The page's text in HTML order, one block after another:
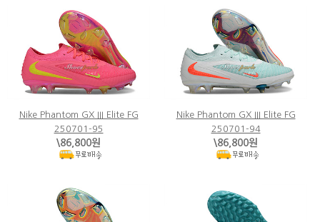
Nike Phantom GX III Elite FG
250701-95
\86,800원
Nike Phantom GX III Elite FG
250701-94
\86,800원